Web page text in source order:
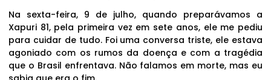
Na sexta-feira, 9 de julho, quando preparávamos a
Xapuri 81, pela primeira vez em sete anos, ele me pediu
para cuidar de tudo. Foi uma conversa triste, ele estava
agoniado com os rumos da doença e com a tragédia
que o Brasil enfrentava. Não falamos em morte, mas eu